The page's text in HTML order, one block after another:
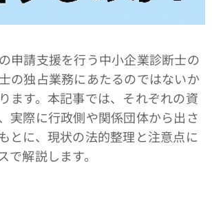
申請支援を行う中小企業診断士の
の独占業務にあたるのではないか
ます。本記事では、それぞれの資
実際に行政側や関係団体から出さ
とに、現状の法的整理と注意点に
で解説します。